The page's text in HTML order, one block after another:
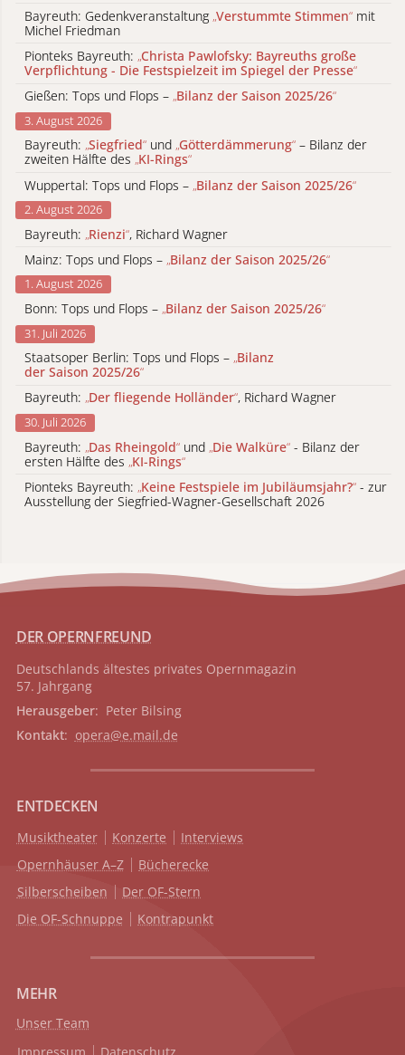
Bayreuth: Gedenkveranstaltung „Verstummte Stimmen“ mit
Michel Friedman
Pionteks Bayreuth: „Christa Pawlofsky: Bayreuths große
Verpflichtung - Die Festspielzeit im Spiegel der Presse“
Gießen: Tops und Flops – „Bilanz der Saison 2025/26“
3. August 2026
Bayreuth: „Siegfried“ und „Götterdämmerung“ – Bilanz der
zweiten Hälfte des „KI-Rings“
Wuppertal: Tops und Flops – „Bilanz der Saison 2025/26“
2. August 2026
Bayreuth: „Rienzi“, Richard Wagner
Mainz: Tops und Flops – „Bilanz der Saison 2025/26“
1. August 2026
Bonn: Tops und Flops – „Bilanz der Saison 2025/26“
31. Juli 2026
Staatsoper Berlin: Tops und Flops – „Bilanz
der Saison 2025/26“
Bayreuth: „Der fliegende Holländer“, Richard Wagner
30. Juli 2026
Bayreuth: „Das Rheingold“ und „Die Walküre“ - Bilanz der
ersten Hälfte des „KI-Rings“
Pionteks Bayreuth: „Keine Festspiele im Jubiläumsjahr?“ - zur
Ausstellung der Siegfried-Wagner-Gesellschaft 2026
DER OPERNFREUND
Deutschlands ältestes privates Opernmagazin
57. Jahrgang
Herausgeber: Peter Bilsing
Kontakt: opera@e.mail.de
ENTDECKEN
Musiktheater Konzerte
Interviews
Opernhäuser A–Z
Bücherecke
Silberscheiben
Der OF-Stern
Die OF-Schnuppe
Kontrapunkt
MEHR
Unser Team
Impressum
Datenschutz